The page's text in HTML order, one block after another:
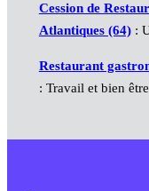
Cession de
Atlantiques (64):
Restaurant
: Travail et bien être